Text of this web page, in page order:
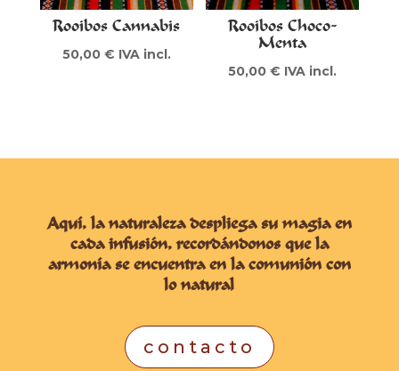
Rooibos Cannabis
50,00 € IVA incl.
Rooibos Choco-
Menta
50,00€ IVA incl.
Aquí, la naturaleza despliega su magia en
cada infusión, recordándonos que la
armonía se encuentra en la comunión con
lo natural
contacto